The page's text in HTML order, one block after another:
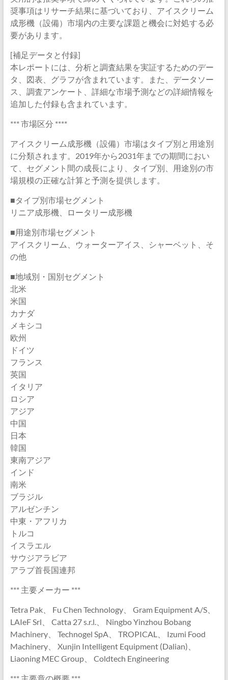
奨事項はリサーチ結果に基づいており、アイスクリーム
成形機（設備）市場内の主要な課題と機会に対処する必
要があります。
[補足データと付録]
本レポートには、分析と調査結果を実証するためのデー
タ、図表、グラフが含まれています。また、データソー
ス、調査アンケート、詳細な市場予測などの詳細情報を
追加した付録も含まれています。
*** 市場区分 ****
アイスクリーム成形機（設備）市場はタイプ別と用途別
に分類されます。2019年から2031年までの期間におい
て、セグメント間の成長により、タイプ別、用途別の市
場規模の正確な計算と予測を提供します。
■タイプ別市場セグメント
リニア成形機、ロータリー成形機
■用途別市場セグメント
アイスクリーム、ウォーターアイス、シャーベット、そ
の他
■地域別・国別セグメント
北米
米国
カナダ
メキシコ
欧州
ドイツ
フランス
英国
イタリア
ロシア
アジア
中国
日本
韓国
東南アジア
インド
南米
ブラジル
アルゼンチン
中東・アフリカ
トルコ
イスラエル
サウジアラビア
アラブ首長国連邦
*** 主要メーカー ***
Tetra Pak、 Fu Chen Technology、 Gram Equipment A/S、
LAIeF Srl、 Catta 27 s.r.l.、 Ningbo Yinzhou Bobang
Machinery、 Technogel SpA、 TROPICAL、 Izumi Food
Machinery、 Xunjin Intelligent Equipment (Dalian)、
Liaoning MEC Group、 Coldtech Engineering